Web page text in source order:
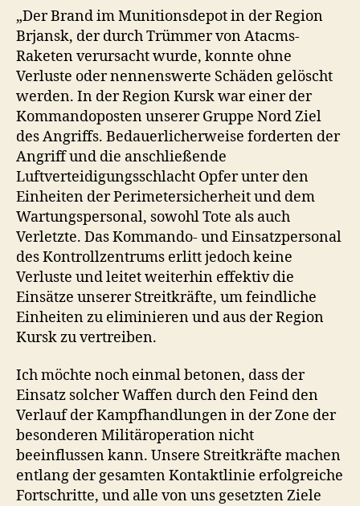
„Der Brand im Munitionsdepot in der Region
Brjansk, der durch Trümmer von Atacms-
Raketen verursacht wurde, konnte ohne
Verluste oder nennenswerte Schäden gelöscht
werden. In der Region Kursk war einer der
Kommandoposten unserer Gruppe Nord Ziel
des Angriffs. Bedauerlicherweise forderten der
Angriff und die anschließende
Luftverteidigungsschlacht Opfer unter den
Einheiten der Perimetersicherheit und dem
Wartungspersonal, sowohl Tote als auch
Verletzte. Das Kommando- und Einsatzpersonal
des Kontrollzentrums erlitt jedoch keine
Verluste und leitet weiterhin effektiv die
Einsätze unserer Streitkräfte, um feindliche
Einheiten zu eliminieren und aus der Region
Kursk zu vertreiben.
Ich möchte noch einmal betonen, dass der
Einsatz solcher Waffen durch den Feind den
Verlauf der Kampfhandlungen in der Zone der
besonderen Militäroperation nicht
beeinflussen kann. Unsere Streitkräfte machen
entlang der gesamten Kontaktlinie erfolgreiche
Fortschritte, und alle von uns gesetzten Ziele